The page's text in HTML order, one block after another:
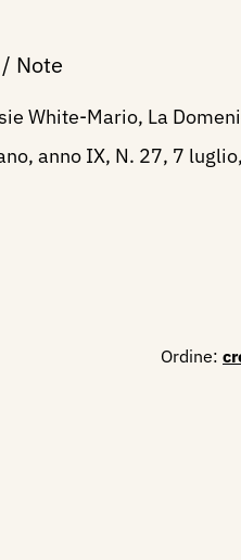
Note
White-Mario, La
anno IX, N. 27, 7
Ordine: